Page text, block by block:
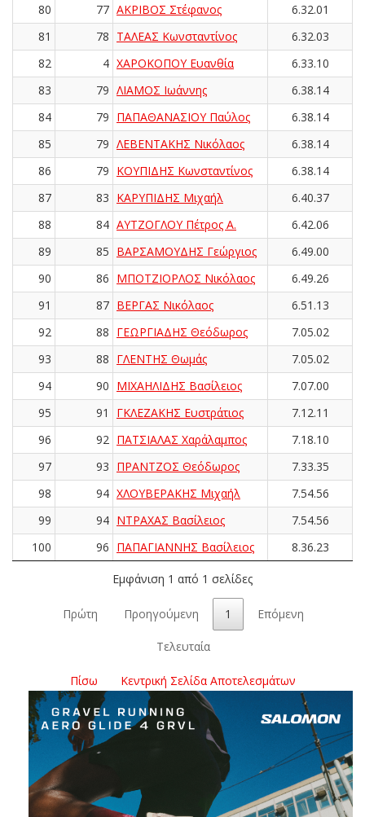
80
77 ΑΚΡΙΒΟΣ Στέφανος
6.32.01
81
78 ΤΑΛΕΑΣ Κωνσταντίνος
6.32.03
82
4 ΧΑΡΟΚΟΠΟΥ Ευανθία
6.33.10
83
79 ΛΙΑΜΟΣ Ιωάννης
6.38.14
84
79 ΠΑΠΑΘΑΝΑΣΙΟΥ Παύλος
6.38.14
85
79 ΛΕΒΕΝΤΑΚΗΣ Νικόλαος
6.38.14
86
79 ΚΟΥΠΙΔΗΣ Κωνσταντίνος
6.38.14
87
83 ΚΑΡΥΠΙΔΗΣ Μιχαήλ
6.40.37
88
84 ΑΥΤΖΟΓΛΟΥ Πέτρος Α.
6.42.06
89
85 ΒΑΡΣΑΜΟΥΔΗΣ Γεώργιος
6.49.00
90
86 ΜΠΟΤΖΙΟΡΛΟΣ Νικόλαος
6.49.26
91
87 ΒΕΡΓΑΣ Νικόλαος
6.51.13
92
88 ΓΕΩΡΓΙΑΔΗΣ Θεόδωρος
7.05.02
93
88 ΓΛΕΝΤΗΣ Θωμάς
7.05.02
94
90 ΜΙΧΑΗΛΙΔΗΣ Βασίλειος
7.07.00
95
91 ΓΚΛΕΖΑΚΗΣ Ευστράτιος
7.12.11
96
92 ΠΑΤΣΙΑΛΑΣ Χαράλαμπος
7.18.10
97
93 ΠΡΑΝΤΖΟΣ Θεόδωρος
7.33.35
98
94 ΧΛΟΥΒΕΡΑΚΗΣ Μιχαήλ
7.54.56
99
94 ΝΤΡΑΧΑΣ Βασίλειος
7.54.56
100
96 ΠΑΠΑΓΙΑΝΝΗΣ Βασίλειος 8.36.23
Εμφάνιση 1 από 1 σελίδες
Πρώτη Προηγούμενη 1 Επόμενη
Τελευταία
Πίσω Κεντρική Σελίδα Αποτελεσμάτων